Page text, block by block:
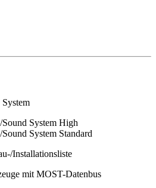
System High
System Standard
Installationsliste
mit MOST-Datenbus